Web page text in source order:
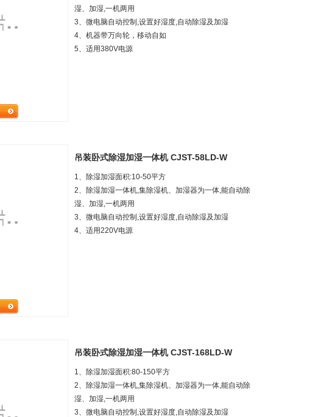
湿、加湿,一机两用
3、微电脑自动控制,设置好湿度,自动除湿及加湿
4、机器带万向轮，移动自如
5、适用380V电源
吊装卧式除湿加湿一体机 CJST-58LD-W
1、除湿加湿面积:10-50平方
2、除湿加湿一体机,集除湿机、加湿器为一体,能自动除
湿、加湿,一机两用
3、微电脑自动控制,设置好湿度,自动除湿及加湿
4、 适用220V电源
吊装卧式除湿加湿一体机 CJST-168LD-W
1、除湿加湿面积:80-150平方
2、除湿加湿一体机,集除湿机、加湿器为一体,能自动除
湿、加湿,一机两用
3、微电脑自动控制,设置好湿度,自动除湿及加湿